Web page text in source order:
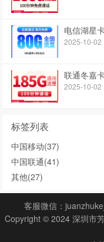
电信湖星
2025-10-02
联通冬嘉
2025-10-02
标签列表
中国移动(37)
中国联通(41)
其他(27)
客服微信：
Copyright © 2024 深圳市